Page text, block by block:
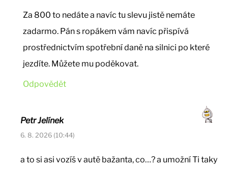
Za 800 to nedáte a navíc tu slevu jistě nemáte
zadarmo. Pán s ropákem vám navíc přispívá
prostřednictvím spotřební daně na silnici po které
jezdíte. Můžete mu poděkovat.
Odpovědět
Petr Jelínek
6. 8. 2026 (10:44)
a to si asi vozíš v autě bažanta, co…? a umožní Ti taky